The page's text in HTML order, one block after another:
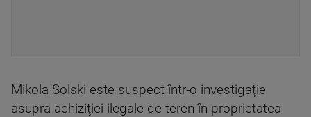
Mikola Solski este suspect într-o investigaţie
asupra achiziţiei ilegale de teren în proprietatea